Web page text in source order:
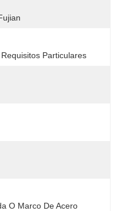
Particulares
O Marco De Acero